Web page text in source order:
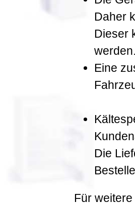
Daher
Dieser
werden.
Eine
Die
Für